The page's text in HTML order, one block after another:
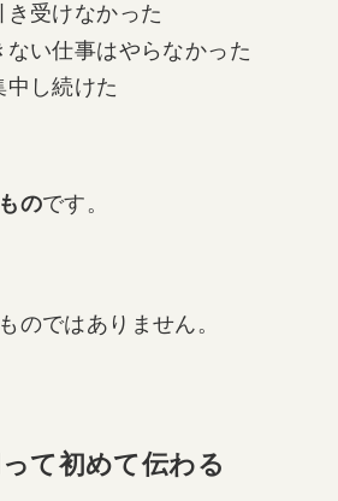
受けなかった
ない仕事はやらなかった
し続けた
のです。
のではありません。
て初めて伝わる